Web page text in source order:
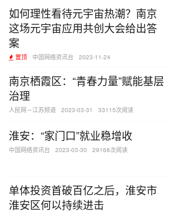
如何理性看待元宇宙热潮？南京
这场元宇宙应用共创大会给出答
案
置顶 中国网络资讯台 2023-11-24
南京栖霞区：“青春力量”赋能基层
治理
人民网－江苏频道 2023-03-31 33115次阅读
淮安：“家门口”就业稳增收
中国网络资讯台 2023-03-30 29168次阅读
单体投资首破百亿之后，淮安市
淮安区何以持续进击